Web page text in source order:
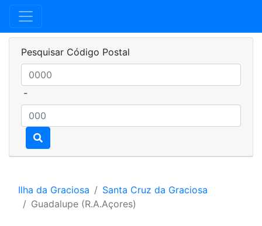
Pesquisar Código Postal
-
Ilha da Graciosa
Santa Cruz da Graciosa
Guadalupe (R.A.Açores)